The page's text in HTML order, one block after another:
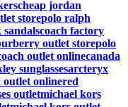
cheap jordan
storepolo ralph
coach factory
outlet storepolo
outlet onlinecanada
sunglassesarcteryx
outlet onlinered
outletmichael kors